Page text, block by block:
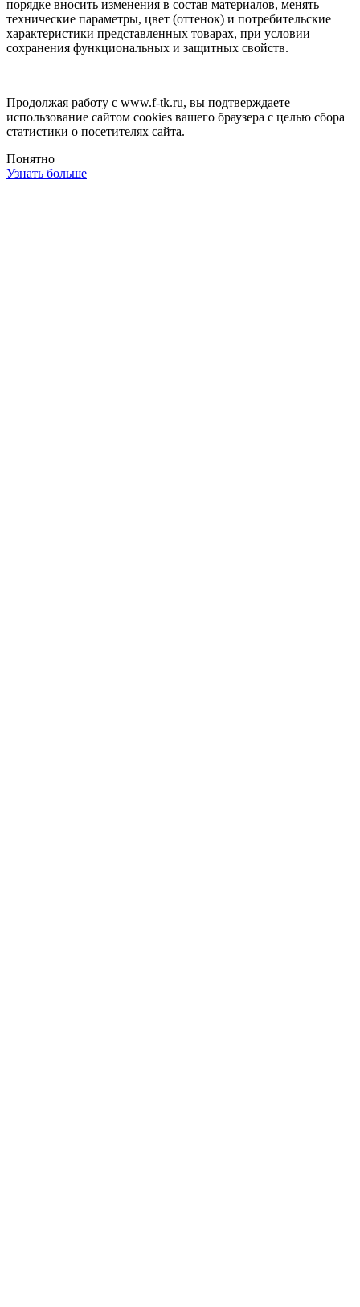
порядке вносить изменения в состав материалов, менять
технические параметры, цвет (оттенок) и потребительские
характеристики представленных товарах, при условии
сохранения функциональных и защитных свойств.
Продолжая работу с www.f-tk.ru, вы подтверждаете
использование сайтом cookies вашего браузера с целью сбора
статистики о посетителях сайта.
Понятно
Узнать больше